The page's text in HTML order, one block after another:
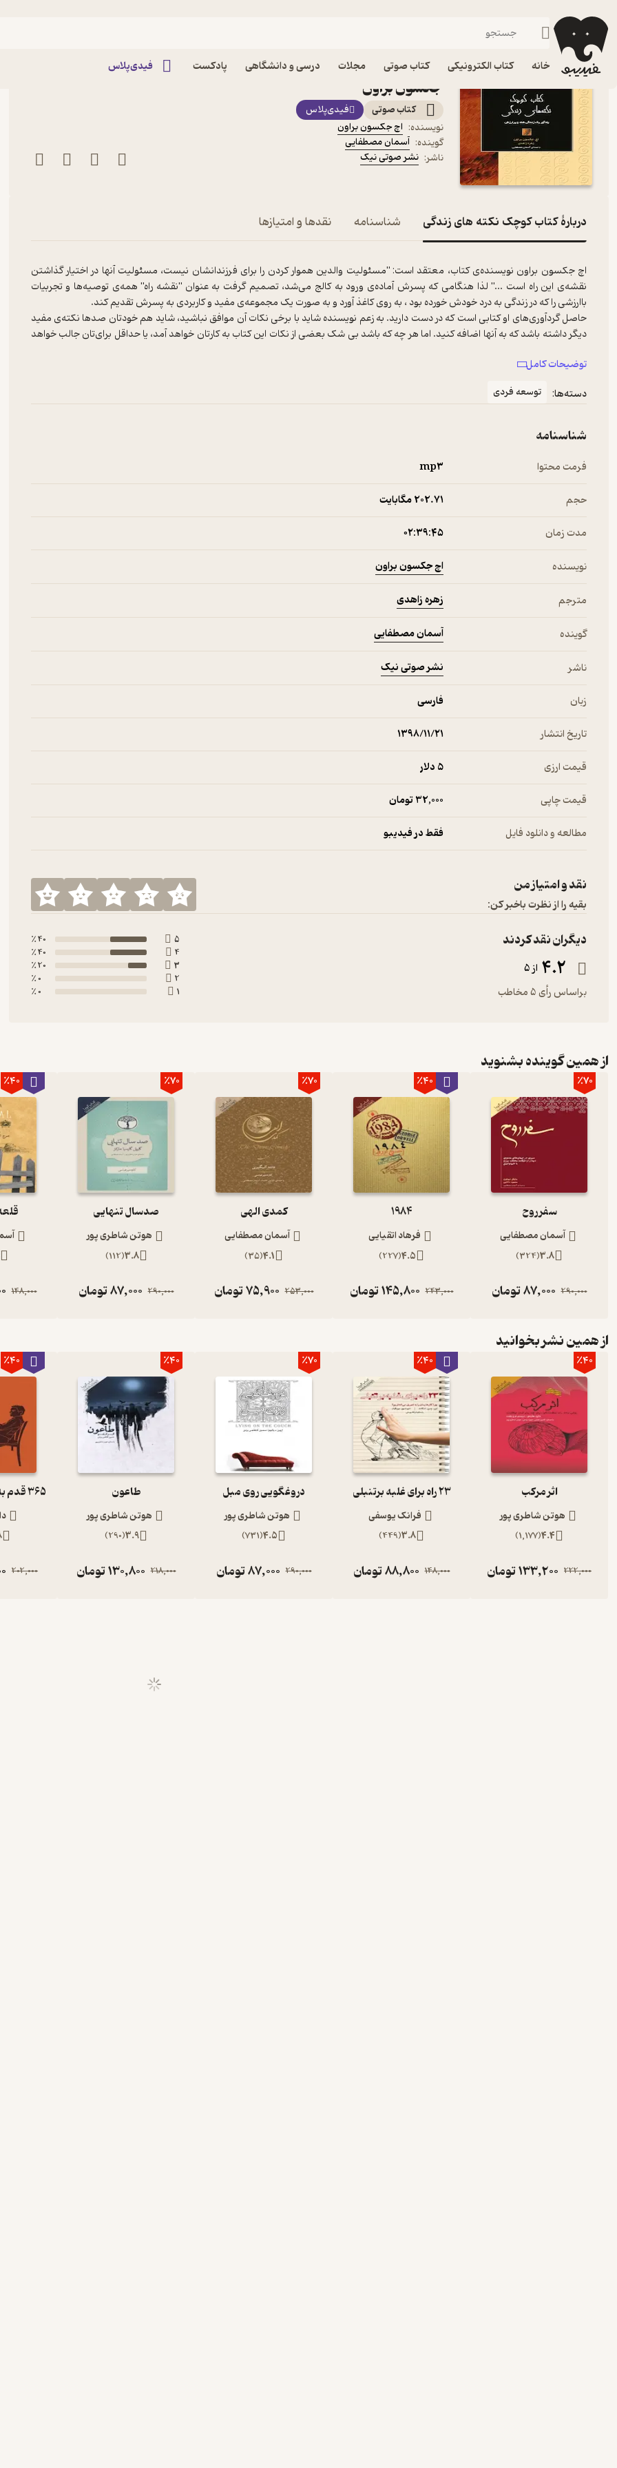
خانه کتاب الکترونیکی کتاب صوتی مجلات درسی و دانشگاهی پادکست فیدی‌پلاس
فیدیبو کتاب صوتی
کتاب صوتی کتاب کوچک نکته های زندگی اثر اچ
جکسون براون
کتاب صوتی
فیدی‌پلاس
نویسنده: اچ جکسون براون
گوینده: آسمان مصطفایی
ناشر: نشر صوتی نیک
دربارۀ کتاب کوچک نکته های زندگی شناسنامه نقدها و امتیازها
اچ جکسون براون نویسنده‌ی کتاب، معتقد است: "مسئولیت والدین هموار کردن را برای فرزندانشان نیست، مسئولیت آنها در اختیار گذاشتن
نقشه‌ی این راه است ..." لذا هنگامی که پسرش آماده‌ی ورود به کالج می‌شد، تصمیم گرفت به عنوان "نقشه راه" همه‌ی توصیه‌ها و تجربیات
حاصل گردآوری‌های او کتابی است که در دست دارید. به زعم نویسنده شاید با برخی نکات آن موافق نباشید، شاید هم خودتان صدها نکته‌ی مفید
دیگر داشته باشد که به آنها اضافه کنید. اما هر چه که باشد بی شک بعضی از نکات این کتاب به کارتان خواهد آمد، یا حداقل برای‌تان جالب خواهد
توضیحات کامل
دسته‌ها:
توسعه فردی
شناسنامه
فرمت محتوا mp۳
حجم 202.۷۱ مگابایت
مدت زمان ۰۲:۳۹:۴۵
نویسنده اچ جکسون براون
مترجم زهره زاهدی
گوینده آسمان مصطفایی
ناشر نشر صوتی نیک
زبان فارسی
تاریخ انتشار ۱۳۹۸/۱۱/۲۱
قیمت ارزی 5 دلار
قیمت چاپی 32,000 تومان
مطالعه و دانلود فایل فقط در فیدیبو
نقد و امتیاز من
بقیه را از نظرت باخبر کن:
دیگران نقد کردند
4.2 از 5
براساس رأی 5 مخاطب
5
40 ٪
4
40 ٪
3
20 ٪
2
0 ٪
1
0 ٪
از همین گوینده بشنوید
٪70
سفر روح
آسمان مصطفایی
3.8
(
324
)
290,000
87,000تومان
٪40
1984
فرهاد اتقیایی
4.5
(
227
)
243,000
145,800تومان
٪70
کمدی الهی
آسمان مصطفایی
4.1
(
35
)
253,000
75,900تومان
٪70
صدسال تنهایی
هوتن شاطری پور
3.8
(
112
)
290,000
87,000تومان
٪40
148,000
از همین نشر بخوانید
٪40
اثر مرکب
هوتن شاطری پور
4.4
(
1,177
)
222,000
133,200تومان
٪40
23 راه برای غلبه برتنبلی
فرانک یوسفی
3.8
(
449
)
148,000
88,800تومان
٪70
دروغگویی روی مبل
هوتن شاطری پور
4.5
(
731
)
290,000
87,000تومان
٪40
طاعون
هوتن شاطری پور
3.9
(
290
)
218,000
130,800تومان
٪40
202,000